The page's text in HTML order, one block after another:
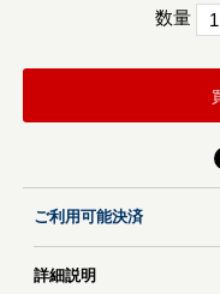
数量
ご利用可能決済
詳細説明